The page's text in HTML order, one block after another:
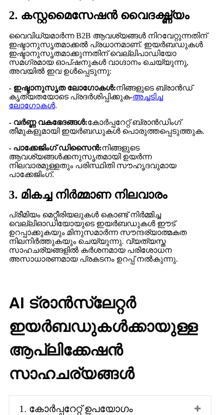
2. കസ്റ്റമൈസേഷൻ വൈദഗ്ദ്ധ്യം
വൈവിധ്യമാർന്ന B2B ആവശ്യങ്ങൾ നിറവേറ്റുന്നതിന്
ഇഷ്ടാനുസൃതമാക്കൽ പ്രധാനമാണ്. ഇയർബഡുകൾ
ഇഷ്ടാനുസൃതമാക്കുന്നതിന് വെല്ലിപാഡിയോ
സമഗ്രമായ ഓപ്ഷനുകൾ വാഗ്ദാനം ചെയ്യുന്നു,
അവയിൽ ഇവ ഉൾപ്പെടുന്നു:
- ഇഷ്ടാനുസൃത ലോഗോകൾ:നിങ്ങളുടെ ബ്രാൻഡ്
കൃത്യതയോടെ പ്രദർശിപ്പിക്കുക-അച്ചടിച്ച
ലോഗോകൾ.
- വർണ്ണ വകഭേദങ്ങൾ:കോർപ്പറേറ്റ് ബ്രാൻഡിംഗ്
തീമുകളുമായി ഇയർബഡുകൾ പൊരുത്തപ്പെടുത്തുക.
- പാക്കേജിംഗ് ഡിസൈൻ:നിങ്ങളുടെ
ആവശ്യങ്ങൾക്കനുസൃതമായി ഉയർന്ന
നിലവാരമുള്ളതും പരിസ്ഥിതി സൗഹൃദവുമായ
പാക്കേജിംഗ്.
3. മികച്ച നിർമ്മാണ നിലവാരം
പ്രീമിയം മെറ്റീരിയലുകൾ കൊണ്ട് നിർമ്മിച്ച
വെല്ലിഓഡിയോയുടെ ഇയർബഡുകൾ ഈട്
ഉറപ്പാക്കുകയും മിനുസമാർന്ന സൗന്ദര്യാത്മകത
നിലനിർത്തുകയും ചെയ്യുന്നു. വ്യത്യസ്ത
സാഹചര്യങ്ങളിൽ കർശനമായ പരിശോധന
അസാധാരണമായ പ്രകടനം ഉറപ്പ് നൽകുന്നു.
AI ട്രാൻസ്ലേറ്റർ
ഇയർബഡുകൾക്കായുള്ള
ആപ്ലിക്കേഷൻ
സാഹചര്യങ്ങൾ
1. കോർപ്പറേറ്റ് ഉപയോഗം